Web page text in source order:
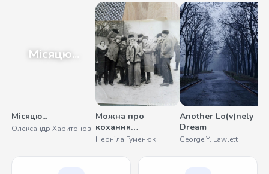
Місяцю...
Місяцю...
Олександр Харитонов
Можна про
кохання
помовчати
Неоніла Гуменюк
Another Lo(v)nely
Dream
George Y. Lawlett